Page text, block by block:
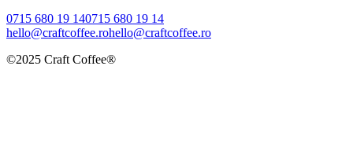
0715 680 19 140715 680 19 14
hello@craftcoffee.rohello@craftcoffee.ro
©2025 Craft Coffee®